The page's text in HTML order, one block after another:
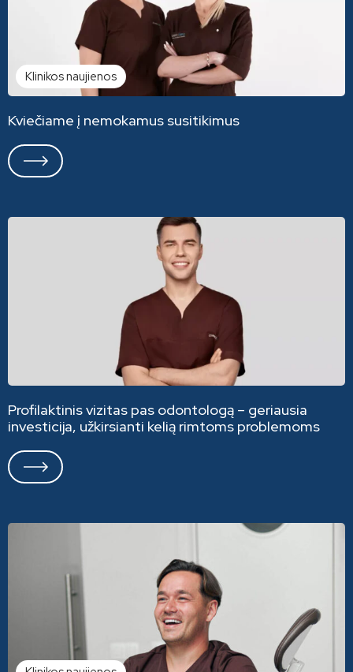
Klinikos naujienos
Kviečiame į nemokamus susitikimus
Profilaktinis vizitas pas odontologą – geriausia
investicija, užkirsianti kelią rimtoms problemoms